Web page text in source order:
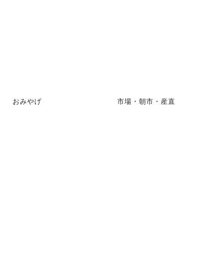
おみやげ 市場・朝市・産直